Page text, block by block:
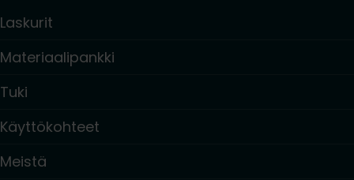
Laskurit
Materiaalipankki
Tuki
Käyttökohteet
Meistä